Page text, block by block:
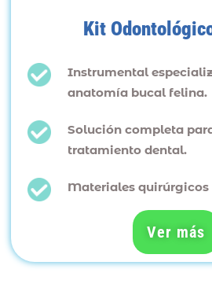
Kit
Instrumental
anatomía bucal felina.
Solución completa
tratamiento dental.
Materiales
Ver más